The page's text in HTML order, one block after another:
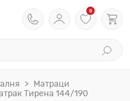
0
Матраци
Тирена 144/190